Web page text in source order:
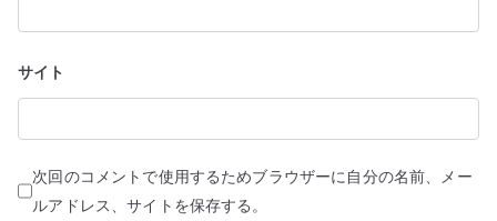
サイト
次回のコメントで使用するためブラウザーに自分の名前、メー
ルアドレス、サイトを保存する。